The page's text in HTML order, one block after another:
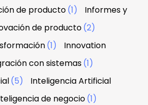
de producto(1)
Informes y
de producto(2)
(1)
Innovation
con sistemas(1)
(5)
Inteligencia Artificial
de negocio(1)